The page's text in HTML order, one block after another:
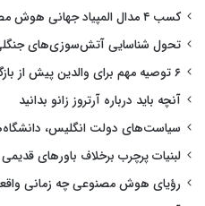
کسب ۴ مدال المپیاد جهانی هوش مصنوعی برای ایران
تحول شناسایی آتش‌سوزی‌های
۶ توصیه مهم برای والدین پیش از بازگشایی مدارس
آنچه باید درباره آرتروز زانو بدانید
سیاست‌های دولت انگلیس،
لبنیات پرچرب برخلاف باورهای
رؤیای هوش مصنوعی چه زمانی